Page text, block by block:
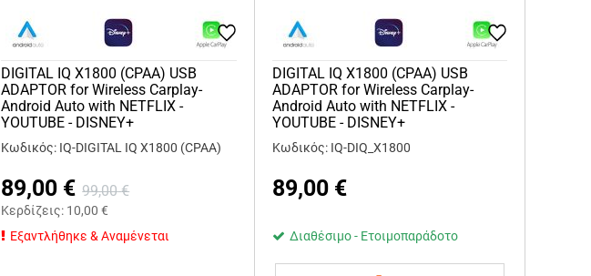
DIGITAL IQ X1800 (CPAA) USB
ADAPTOR for Wireless Carplay-
Android Auto with NETFLIX -
YOUTUBE - DISNEY+
Κωδικός: IQ-DIGITAL IQ X1800 (CPAA)
89,00 € 99,00 €
Κερδίζεις: 10,00 €
Εξαντλήθηκε & Αναμένεται
DIGITAL IQ X1800 (CPAA) USB
ADAPTOR for Wireless Carplay-
Android Auto with NETFLIX -
YOUTUBE - DISNEY+
Κωδικός: IQ-DIQ_X1800
89,00 €
Διαθέσιμο - Ετοιμοπαράδοτο